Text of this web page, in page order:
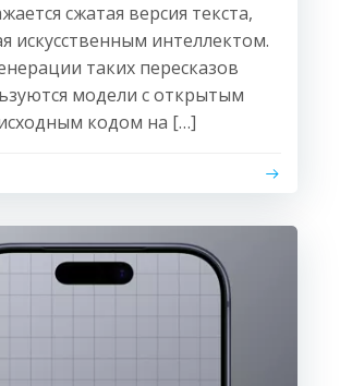
сжатая версия текста,
искусственным интеллектом.
таких пересказов
модели с открытым
кодом на […]